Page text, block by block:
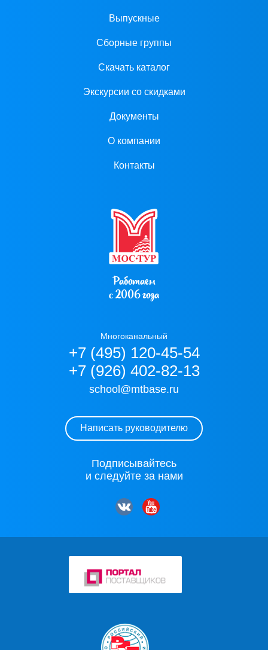
Выпускные
Сборные группы
Скачать каталог
Экскурсии со скидками
Документы
О компании
Контакты
Работаем
с 2006 года
Многоканальный
+7 (495) 120-45-54
+7 (926) 402-82-13
school@mtbase.ru
Написать руководителю
Подписывайтесь
и следуйте за нами